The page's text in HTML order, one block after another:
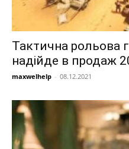
Тактична рольова
надійде в продаж
maxwelhelp - 08.12.2021